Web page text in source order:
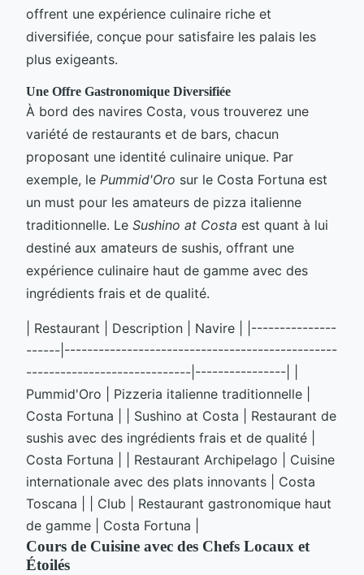
offrent une expérience culinaire riche et
diversifiée, conçue pour satisfaire les palais les
plus exigeants.
Une Offre Gastronomique Diversifiée
À bord des navires Costa, vous trouverez une
variété de restaurants et de bars, chacun
proposant une identité culinaire unique. Par
exemple, le Pummid'Oro sur le Costa Fortuna est
un must pour les amateurs de pizza italienne
traditionnelle. Le Sushino at Costa est quant à lui
destiné aux amateurs de sushis, offrant une
expérience culinaire haut de gamme avec des
ingrédients frais et de qualité.
| Restaurant | Description | Navire | |---------------
------|------------------------------------------------
-----------------------------|----------------| |
Pummid'Oro | Pizzeria italienne traditionnelle |
Costa Fortuna | | Sushino at Costa | Restaurant de
sushis avec des ingrédients frais et de qualité |
Costa Fortuna | | Restaurant Archipelago | Cuisine
internationale avec des plats innovants | Costa
Toscana | | Club | Restaurant gastronomique haut
de gamme | Costa Fortuna |
Cours de Cuisine avec des Chefs Locaux et
Étoilés